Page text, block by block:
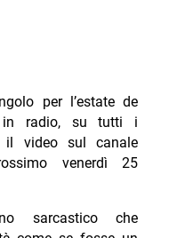
per l’estate de
in radio, su tutti i
video sul canale
venerdì 25
sarcastico che